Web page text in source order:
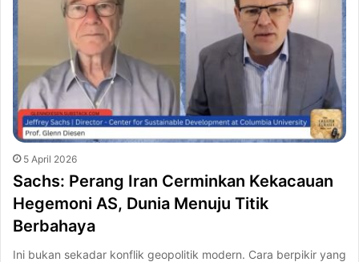
5 April 2026
Sachs: Perang Iran Cerminkan Kekacauan
Hegemoni AS, Dunia Menuju Titik
Berbahaya
Ini bukan sekadar konflik geopolitik modern. Cara berpikir yang